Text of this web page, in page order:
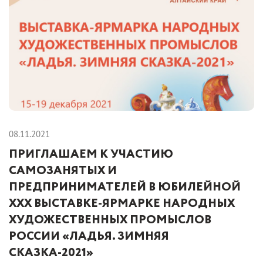
08.11.2021
ПРИГЛАШАЕМ К УЧАСТИЮ
САМОЗАНЯТЫХ И
ПРЕДПРИНИМАТЕЛЕЙ В ЮБИЛЕЙНОЙ
XXX ВЫСТАВКЕ-ЯРМАРКЕ НАРОДНЫХ
ХУДОЖЕСТВЕННЫХ ПРОМЫСЛОВ
РОССИИ «ЛАДЬЯ. ЗИМНЯЯ
СКАЗКА-2021»